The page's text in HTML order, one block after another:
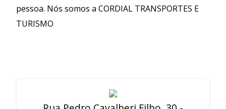
pessoa. Nós somos a CORDIAL TRANSPORTES E
TURISMO